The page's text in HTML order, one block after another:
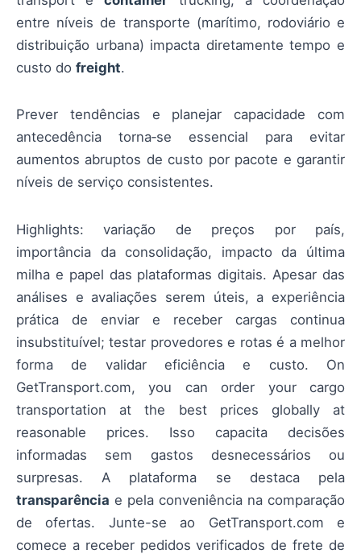
entre níveis de transporte (marítimo, rodoviário e
distribuição urbana) impacta diretamente tempo e
custo do freight.
Prever tendências e planejar capacidade com
antecedência torna‑se essencial para evitar
aumentos abruptos de custo por pacote e garantir
níveis de serviço consistentes.
Highlights: variação de preços por país,
importância da consolidação, impacto da última
milha e papel das plataformas digitais. Apesar das
análises e avaliações serem úteis, a experiência
prática de enviar e receber cargas continua
insubstituível; testar provedores e rotas é a melhor
forma de validar eficiência e custo. On
GetTransport.com, you can order your cargo
transportation at the best prices globally at
reasonable prices. Isso capacita decisões
informadas sem gastos desnecessários ou
surpresas. A plataforma se destaca pela
transparência e pela conveniência na comparação
de ofertas. Junte-se ao GetTransport.com e
comece a receber pedidos verificados de frete de